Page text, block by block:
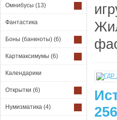
Омнибусы (13)
Фантастика
Боны (банкноты) (6)
Картмаксимумы (6)
Календарики
Открытки (6)
Нумизматика (4)